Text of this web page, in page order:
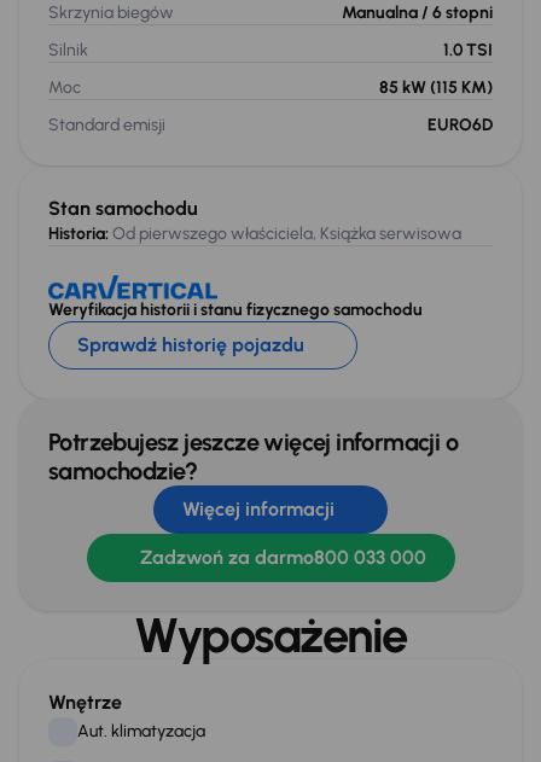
Stan samochodu
Historia:Od pierwszego właściciela, Książka serwisowa
Weryfikacja historii i stanu fizycznego samochodu
Sprawdź historię pojazdu
Skrzynia biegów
Manualna / 6 stopni
Silnik
1.0 TSI
Moc
85 kW (115 KM)
Standard emisji
EURO6D
Potrzebujesz jeszcze więcej informacji o
samochodzie?
Więcej informacji
Zadzwoń za darmo800 033 000
Wyposażenie
Wnętrze
Aut. klimatyzacja